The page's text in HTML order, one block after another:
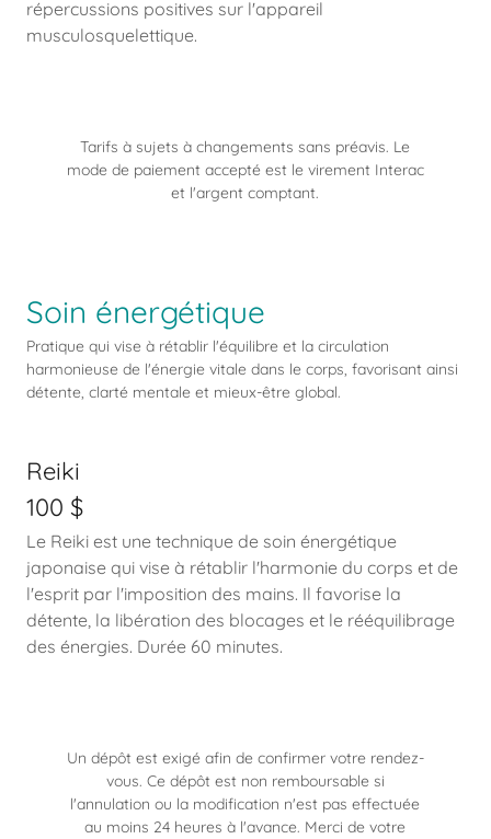
répercussions positives sur l'appareil
musculosquelettique.
Tarifs à sujets à changements sans préavis. Le
mode de paiement accepté est le virement Interac
et l'argent comptant.
Soin énergétique
Pratique qui vise à rétablir l'équilibre et la circulation
harmonieuse de l'énergie vitale dans le corps, favorisant ainsi
détente, clarté mentale et mieux-être global.
Reiki
100 $
Le Reiki est une technique de soin énergétique
japonaise qui vise à rétablir l'harmonie du corps et de
l'esprit par l'imposition des mains. Il favorise la
détente, la libération des blocages et le rééquilibrage
des énergies. Durée 60 minutes.
Un dépôt est exigé afin de confirmer votre rendez-
vous. Ce dépôt est non remboursable si
l'annulation ou la modification n'est pas effectuée
au moins 24 heures à l'avance. Merci de votre